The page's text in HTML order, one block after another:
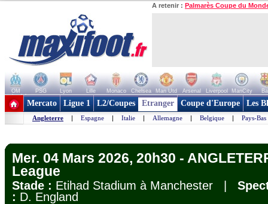
A retenir : Palmarès Coupe du
OM PSG Lyon Lille Monaco Chelsea Man Utd Arsenal Liverpool ManCity
+ de clubs
Mercato Ligue 1 L2/Coupes Etranger Coupe d'Europe Les
Angleterre | Espagne | Italie | Allemagne | Belgique | Pays-Bas
Mer. 04 Mars 2026, 20h30 -
League
Stade : Etihad Stadium à Manchester |
: D. England